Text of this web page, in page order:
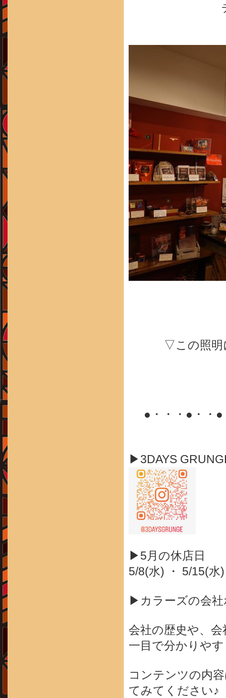
▽この照明
●・・・●・・
▶3DAYS
▶5月の休店日
5/8(水) ・ 5/15(水
▶カラーズの会
会社の歴史や、
一目で分かりや
コンテンツの内
てみてください♪